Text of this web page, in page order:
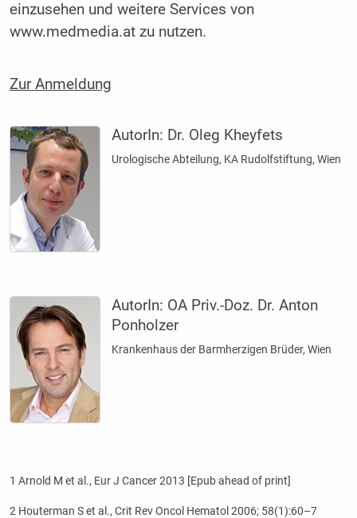
einzusehen und weitere Services von
www.medmedia.at zu nutzen.
Zur Anmeldung
AutorIn: Dr. Oleg Kheyfets
Urologische Abteilung, KA Rudolfstiftung, Wien
AutorIn: OA Priv.-Doz. Dr. Anton
Ponholzer
Krankenhaus der Barmherzigen Brüder, Wien
1 Arnold M et al., Eur J Cancer 2013 [Epub ahead of print]
2 Houterman S et al., Crit Rev Oncol Hematol 2006; 58(1):60–7